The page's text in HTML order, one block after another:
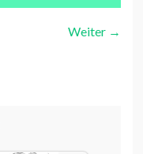
Weiter →